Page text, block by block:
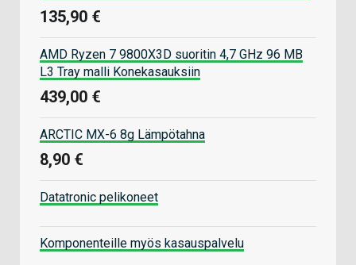
135,90 €
AMD Ryzen 7 9800X3D suoritin 4,7 GHz 96 MB
L3 Tray malli Konekasauksiin
439,00 €
ARCTIC MX-6 8g Lämpötahna
8,90 €
Datatronic pelikoneet
Komponenteille myös kasauspalvelu